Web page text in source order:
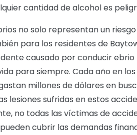
cantidad de alcohol es
no solo representan un
para los residentes de
causado por conducir ebrio
para siempre. Cada año en los
millones de dólares en
lesiones sufridas en estos
no todas las víctimas de
cubrir las demandas